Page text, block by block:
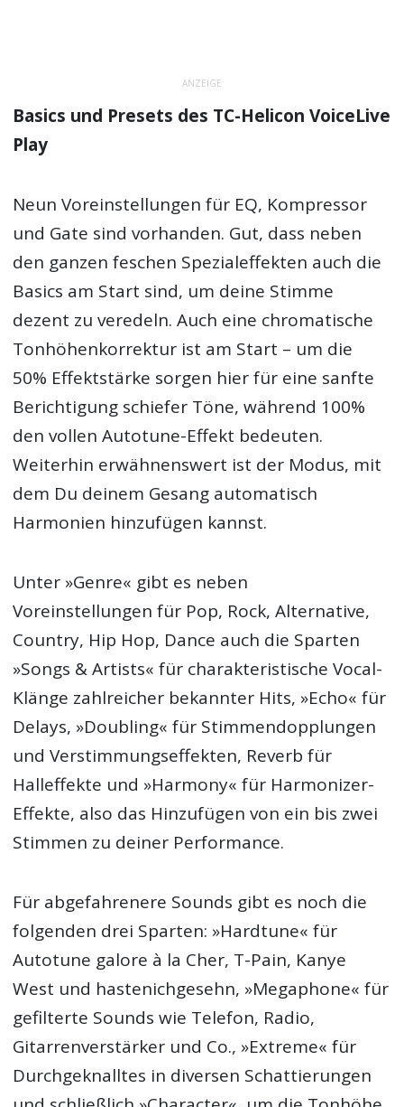
ANZEIGE
Basics und Presets des TC-Helicon VoiceLive
Play
Neun Voreinstellungen für EQ, Kompressor
und Gate sind vorhanden. Gut, dass neben
den ganzen feschen Spezialeffekten auch die
Basics am Start sind, um deine Stimme
dezent zu veredeln. Auch eine chromatische
Tonhöhenkorrektur ist am Start – um die
50% Effektstärke sorgen hier für eine sanfte
Berichtigung schiefer Töne, während 100%
den vollen Autotune-Effekt bedeuten.
Weiterhin erwähnenswert ist der Modus, mit
dem Du deinem Gesang automatisch
Harmonien hinzufügen kannst.
Unter »Genre« gibt es neben
Voreinstellungen für Pop, Rock, Alternative,
Country, Hip Hop, Dance auch die Sparten
»Songs & Artists« für charakteristische Vocal-
Klänge zahlreicher bekannter Hits, »Echo« für
Delays, »Doubling« für Stimmendopplungen
und Verstimmungseffekten, Reverb für
Halleffekte und »Harmony« für Harmonizer-
Effekte, also das Hinzufügen von ein bis zwei
Stimmen zu deiner Performance.
Für abgefahrenere Sounds gibt es noch die
folgenden drei Sparten: »Hardtune« für
Autotune galore à la Cher, T-Pain, Kanye
West und hastenichgesehn, »Megaphone« für
gefilterte Sounds wie Telefon, Radio,
Gitarrenverstärker und Co., »Extreme« für
Durchgeknalltes in diversen Schattierungen